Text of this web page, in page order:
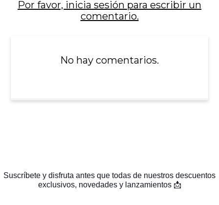
Por favor, inicia sesión para escribir un
comentario.
No hay comentarios.
Suscríbete y disfruta antes que todas de nuestros descuentos
exclusivos, novedades y lanzamientos 📩